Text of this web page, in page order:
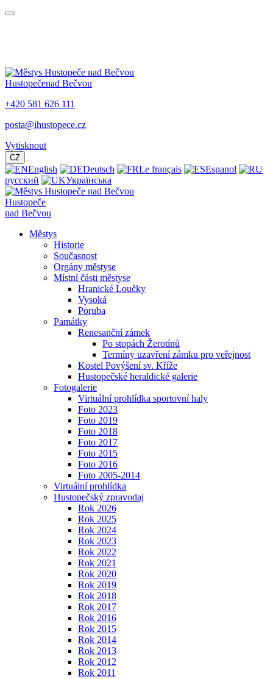
Hustopečenad Bečvou
+420 581 626 111
posta@ihustopece.cz
Vytisknout
CZ
English Deutsch Le français
Espanol
русский
Українська
Hustopeče
nad Bečvou
Městys
Historie
Současnost
Orgány městyse
Místní části městyse
Hranické Loučky
Vysoká
Poruba
Památky
Renesanční zámek
Po stopách Žerotínů
Termíny uzavření zámku pro veřejnost
Kostel Povýšení sv. Kříže
Hustopečské heraldické galerie
Fotogalerie
Virtuální prohlídka sportovní haly
Foto 2023
Foto 2019
Foto 2018
Foto 2017
Foto 2015
Foto 2016
Foto 2005-2014
Virtuální prohlídka
Hustopečský zpravodaj
Rok 2026
Rok 2025
Rok 2024
Rok 2023
Rok 2022
Rok 2021
Rok 2020
Rok 2019
Rok 2018
Rok 2017
Rok 2016
Rok 2015
Rok 2014
Rok 2013
Rok 2012
Rok 2011